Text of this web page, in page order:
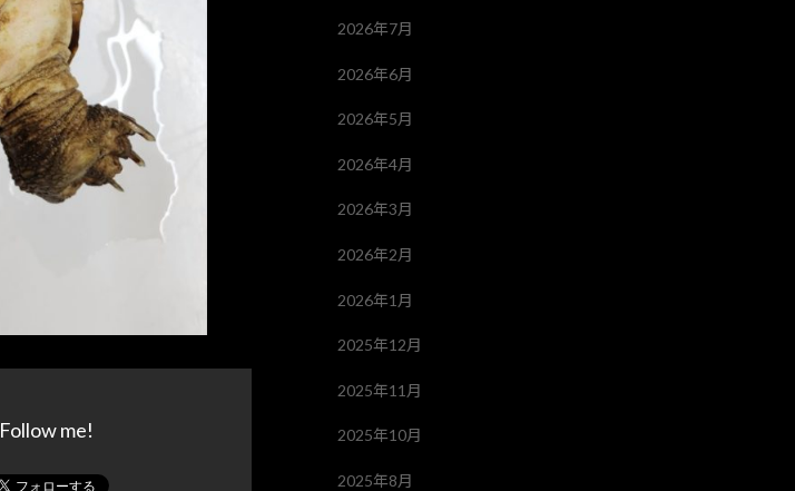
Follow me!
2026年7月
2026年6月
2026年5月
2026年4月
2026年3月
2026年2月
2026年1月
2025年12月
2025年11月
2025年10月
2025年8月